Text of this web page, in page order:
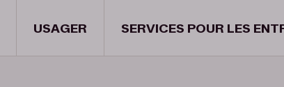
USAGER SERVICES POUR LES